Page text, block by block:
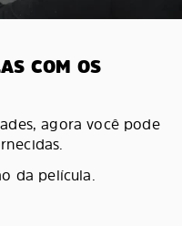
COM OS
agora você pode
da película.